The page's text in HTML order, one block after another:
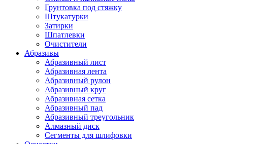
Грунтовка под стяжку
Штукатурки
Затирки
Шпатлевки
Очистители
Абразивы
Абразивный лист
Абразивная лента
Абразивный рулон
Абразивный круг
Абразивная сетка
Абразивный пад
Абразивный треугольник
Алмазный диск
Сегменты для шлифовки